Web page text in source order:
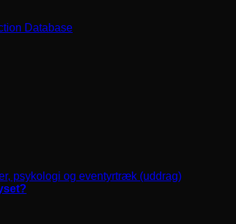
Database
psykologi og eventyrtræk (uddrag)